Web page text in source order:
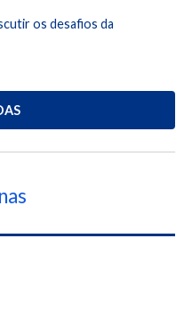
os desafios da